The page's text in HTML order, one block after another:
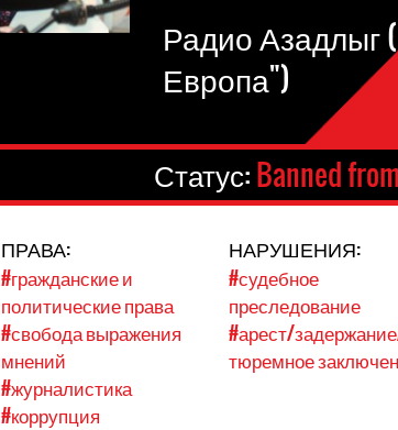
Радио Азадлыг
Европа")
Статус:Banned
ПРАВА:
#гражданские и
политические права
#свобода выражения
мнений
#журналистика
#коррупция
НАРУШЕНИЯ:
#судебное
преследование
#арест/
тюремное